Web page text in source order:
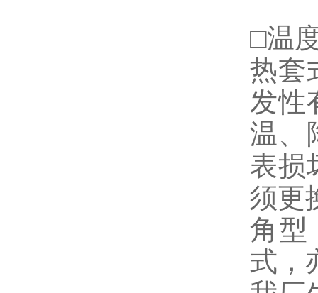
□温
热套
发性
温、
表损
须更
角型
式，